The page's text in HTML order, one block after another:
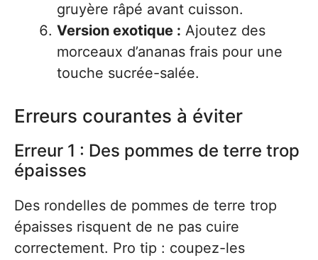
gruyère râpé avant cuisson.
Version exotique : Ajoutez des
morceaux d’ananas frais pour une
touche sucrée-salée.
Erreurs courantes à éviter
Erreur 1 : Des pommes de terre trop
épaisses
Des rondelles de pommes de terre trop
épaisses risquent de ne pas cuire
correctement. Pro tip : coupez-les